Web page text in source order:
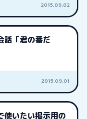
2015.09.02
話「君の番だ
2015.09.01
使いたい掲示用の